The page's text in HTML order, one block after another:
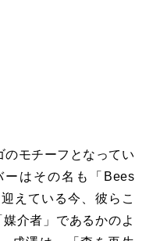
のモチーフとなってい
はその名も「Bees
えている今、彼らこ
介者」であるかのよ